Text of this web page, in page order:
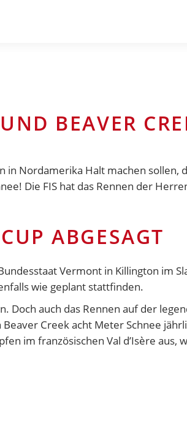
BEAVER
in Nordamerika Halt machen sollen,
Die FIS hat das Rennen der
ABGESAGT
Vermont in Killington im
wie geplant stattfinden.
Doch auch das Rennen auf der
Creek acht Meter Schnee
im französischen Val d’Isère aus,